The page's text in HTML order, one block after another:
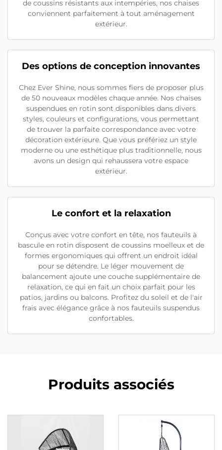
de coussins résistants aux intempéries, nos chaises
conviennent parfaitement à tout aménagement
extérieur.
Des options de conception innovantes
Chez Ever Shine, nous sommes fiers de proposer plus
de 50 nouveaux modèles chaque année. Nos chaises
suspendues en rotin sont disponibles dans divers
styles, couleurs et configurations, vous permettant
de trouver la parfaite correspondance avec votre
décoration extérieure. Que vous préfériez un style
moderne ou une esthétique plus traditionnelle, nous
avons un design qui rehaussera votre espace
extérieur.
Le confort et la relaxation
Conçus avec votre confort en tête, nos fauteuils à
bascule en rotin disposent de coussins moelleux et de
formes ergonomiques qui offrent un endroit idéal
pour se détendre. Le léger mouvement de
balancement ajoute une couche supplémentaire de
relaxation, ce qui en fait un choix parfait pour les
patios, jardins ou balcons. Profitez du soleil et de l'air
frais avec élégance grâce à nos fauteuils suspendus
confortables.
Produits associés